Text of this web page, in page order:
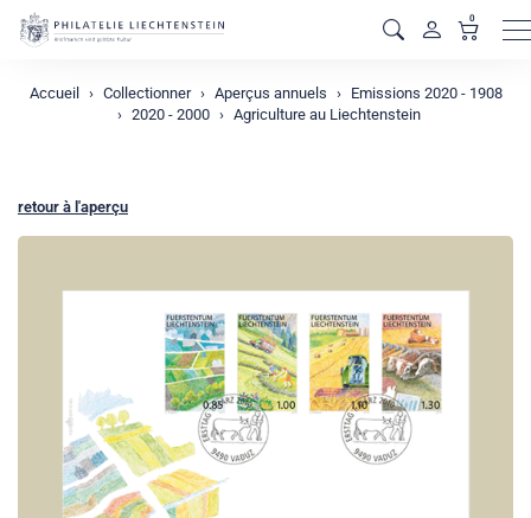
0
Accueil Collectionner Aperçus annuels
Emissions 2020 - 1908
2020 - 2000
Agriculture au Liechtenstein
retour à l'aperçu